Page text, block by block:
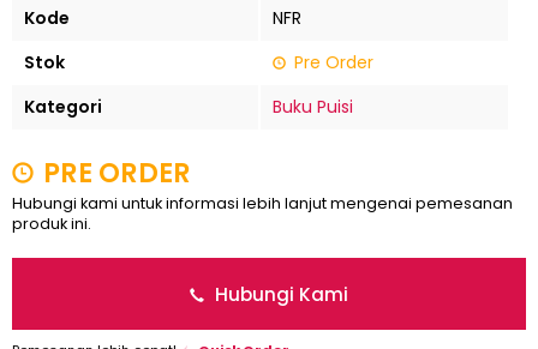
Kode
NFR
Stok
Pre Order
Kategori
Buku Puisi
PRE ORDER
Hubungi kami untuk informasi lebih lanjut mengenai pemesanan
produk ini.
Hubungi Kami